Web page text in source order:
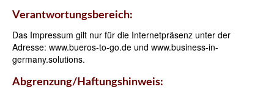
Verantwortungsbereich:
Das Impressum gilt nur für die Internetpräsenz unter der
Adresse: www.bueros-to-go.de und www.business-in-
germany.solutions.
Abgrenzung/Haftungshinweis: